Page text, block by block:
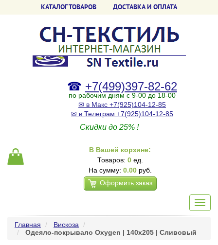
КАТАЛОГ ТОВАРОВ ДОСТАВКА И ОПЛАТА
☎ +7(499)397-82-62
по рабочим дням с 9-00 до 18-00
✉ в Макс +7(925)104-12-85
✉ в Телеграм +7(925)104-12-85
Скидки до 25% !
В Вашей корзине:
Товаров: 0ед.
На сумму: 0.00руб.
Оформить заказ
Главная
Вискоза
Одеяло-покрывало Oxygen | 140х205 | Сливовый